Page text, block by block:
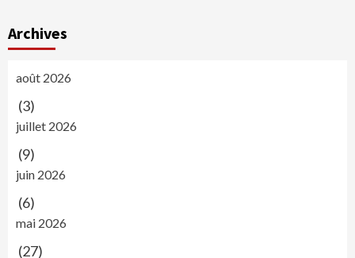
Archives
août 2026
(3)
juillet 2026
(9)
juin 2026
(6)
mai 2026
(27)